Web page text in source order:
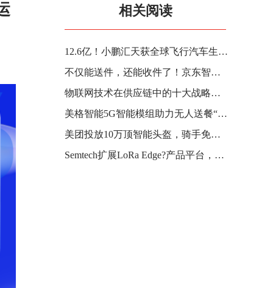
相关阅读
12.6亿！小鹏汇天获全球飞行汽车生产领域最大银团贷款
不仅能送件，还能收件了！京东智能快递车上线揽收业务
物联网技术在供应链中的十大战略优势
美格智能5G智能模组助力无人送餐“如有神助”
美团投放10万顶智能头盔，骑手免费使用，可语音接单
Semtech扩展LoRa Edge?产品平台，支持全球资产的无缝追踪